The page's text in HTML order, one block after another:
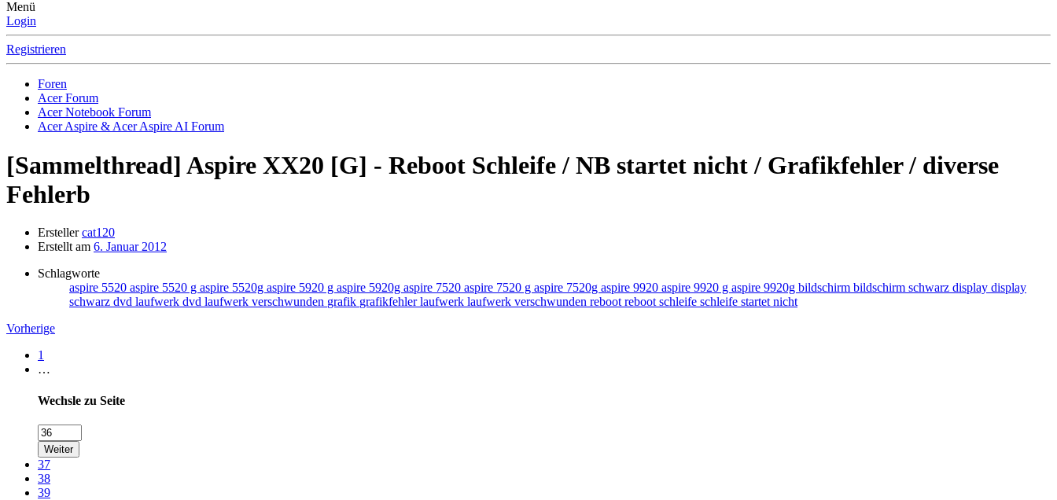
Menü
Login
Registrieren
Foren
Acer Forum
Acer Notebook Forum
Acer Aspire & Acer Aspire AI Forum
[Sammelthread] Aspire XX20 [G] - Reboot Schleife / NB startet nicht / Grafikfehler / diverse
Fehlerb
Ersteller cat120
Erstellt am 6. Januar 2012
Schlagworte
aspire 5520 aspire 5520 g aspire 5520g aspire 5920 g aspire 5920g aspire 7520 aspire 7520 g aspire 7520g aspire 9920 aspire 9920 g aspire 9920g bildschirm bildschirm schwarz display display
schwarz dvd laufwerk dvd laufwerk verschwunden grafik grafikfehlerlaufwerk laufwerk verschwunden reboot reboot schleife schleife startet nicht
Vorherige
1
…
Wechsle zu Seite
Weiter
37
38
39